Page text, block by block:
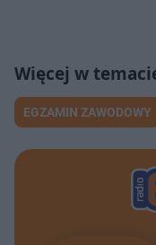
EGZAMIN ZAWODOWY